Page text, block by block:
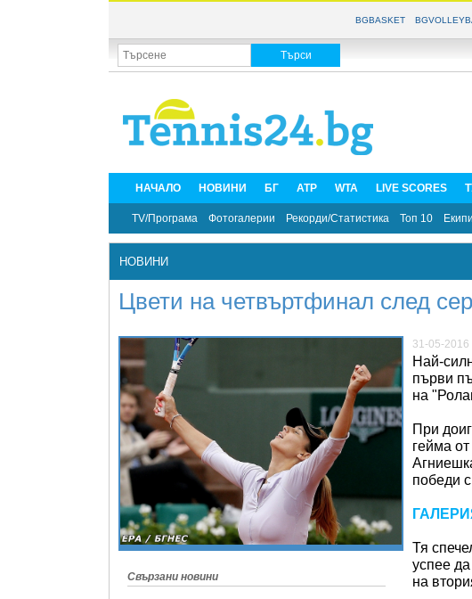
BGBASKET
НАЧАЛО НОВИНИ БГ ATP WTA LIVE SCORES
TV/Програма Фотогалерии Рекорди/Статистика Топ 10
НОВИНИ
Цвети на четвъртфинал след
Свързани новини
31-05-
Най-
първи
на
При
гейма
победи
Тя
успее
на